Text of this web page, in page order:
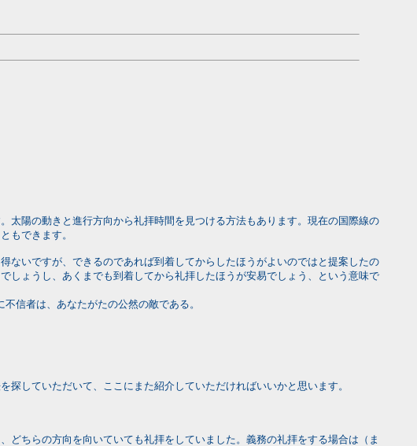
太陽の動きと進行方向から礼拝時間を見つける方法もあります。現在の国際線の
もできます。
ないですが、できるのであれば到着してからしたほうがよいのではと提案したの
しょうし、あくまでも到着してから礼拝したほうが安易でしょう、という意味で
信者は、あなたがたの公然の敵である。
していただいて、ここにまた紹介していただければいいかと思います。
ちらの方向を向いていても礼拝をしていました。義務の礼拝をする場合は（ま